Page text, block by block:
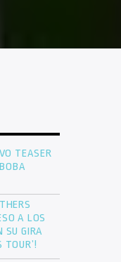
TEASER
A LOS
SU GIRA
TOUR’!